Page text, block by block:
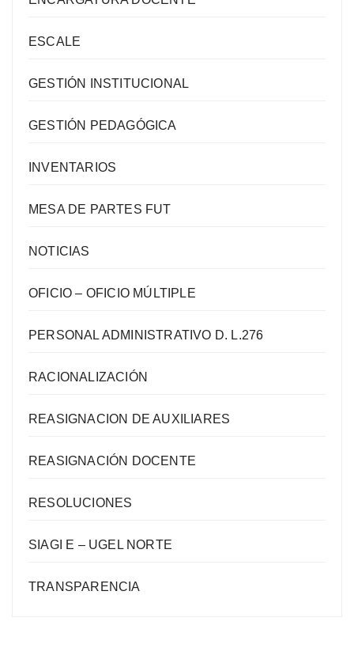
ESCALE
GESTIÓN INSTITUCIONAL
GESTIÓN PEDAGÓGICA
INVENTARIOS
MESA DE PARTES FUT
NOTICIAS
OFICIO – OFICIO MÚLTIPLE
PERSONAL ADMINISTRATIVO D. L.276
RACIONALIZACIÓN
REASIGNACION DE AUXILIARES
REASIGNACIÓN DOCENTE
RESOLUCIONES
SIAGI E – UGEL NORTE
TRANSPARENCIA